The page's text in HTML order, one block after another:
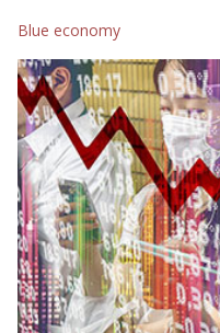
Blue economy